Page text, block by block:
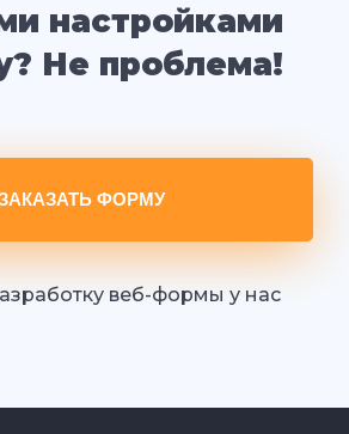
настройками
Не проблема!
ФОРМУ
веб-формы у нас